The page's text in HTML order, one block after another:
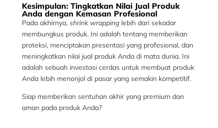
Kesimpulan: Tingkatkan Nilai Jual Produk
Anda dengan Kemasan Profesional
Pada akhirnya, shrink wrappinglebih dari sekadar
membungkus produk. Ini adalah tentang memberikan
proteksi, menciptakan presentasi yang profesional, dan
meningkatkan nilai jual produk Anda di mata dunia. Ini
adalah sebuah investasi cerdas untuk membuat produk
Anda lebih menonjol di pasar yang semakin kompetitif.
Siap memberikan sentuhan akhir yang premium dan
aman pada produk Anda?